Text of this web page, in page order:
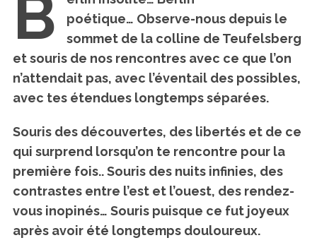
B
poétique… Observe-nous depuis le
sommet de la colline de Teufelsberg
et souris de nos rencontres avec ce que l’on
n’attendait pas, avec l’éventail des possibles,
avec tes étendues longtemps séparées.
Souris des découvertes, des libertés et de ce
qui surprend lorsqu’on te rencontre pour la
première fois.. Souris des nuits infinies, des
contrastes entre l’est et l’ouest, des rendez-
vous inopinés… Souris puisque ce fut joyeux
après avoir été longtemps douloureux.